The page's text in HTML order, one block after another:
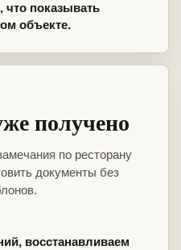
показывать
объекте.
получено
по ресторану
документы без
восстанавливаем